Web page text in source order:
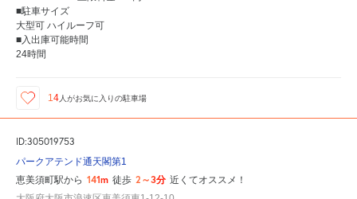
■駐車サイズ
大型可 ハイルーフ可
■入出庫可能時間
24時間
14人がお気に入りの駐車場
ID:305019753
パークアテンド通天閣第1
恵美須町駅から 141m 徒歩 2～3分 近くてオススメ！